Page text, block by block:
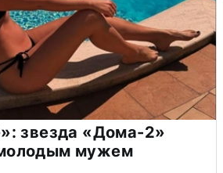
звезда «Дома-2»
мужем